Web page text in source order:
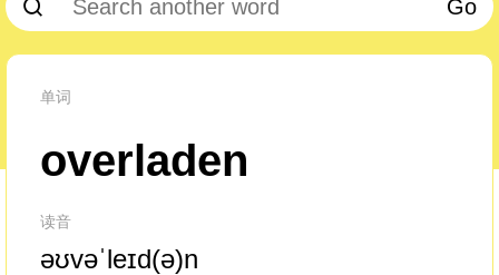
Go
单词
overladen
读音
əʊvəˈleɪd(ə)n